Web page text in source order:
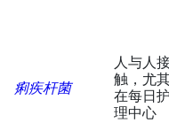
痢疾杆菌
人与人
触，尤
在每日护
理中心